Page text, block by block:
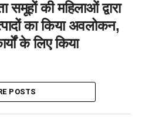
समूहों की महिलाओं द्वारा
का किया अवलोकन,
के लिए किया
POSTS